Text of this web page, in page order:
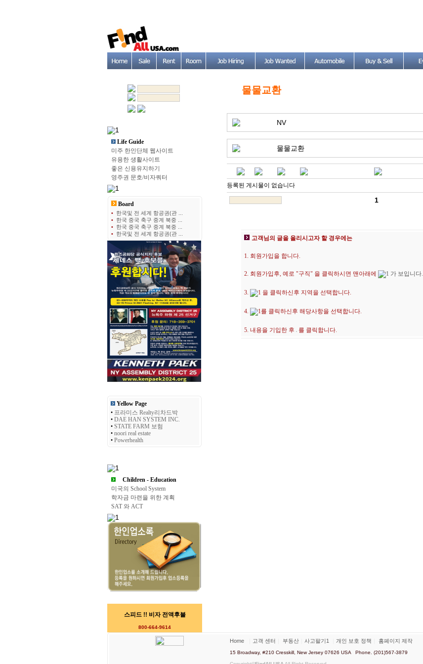
Life Guide
미주 한인단체 웹사이트
유용한 생활사이트
좋은 신용유지하기
영주권 문호/비자쿼터
Board
• 한국및 전 세계 항공권(관 ...
• 한국 중국 축구 중계 북중 ...
• 한국 중국 축구 중계 북중 ...
• 한국및 전 세계 항공권(관 ...
Yellow Page
• 프라미스 Realty리차드박
• DAE HAN SYSTEM INC.
• STATE FARM 보험
• noori real estate
• Powerhealth
Children - Education
미국의 School System
학자금 마련을 위한 계획
SAT 와 ACT
스피드 !! 비자 전액후불
800-664-9614
물물교환
NV
물물교환
등록된 게시물이 없습니다
1
고객님의 글을 올리시고자 할 경우에는
1. 회원가입을 합니다.
2. 회원가입후, 예로 "구직" 을 클릭하시면 맨아래에 가 보입니다.
3. 을 클릭하신후 지역을 선택합니다.
4. 를 클릭하신후 해당사항을 선택합니다.
5. 내용을 기입한 후 를 클릭합니다.
Home 고객 센터 부동산 사고팔기1 개인 보호 정책 홈페이지 제작
15 Broadway, #210 Cresskill, New Jersey 07626 USA Phone. (201)567-3879